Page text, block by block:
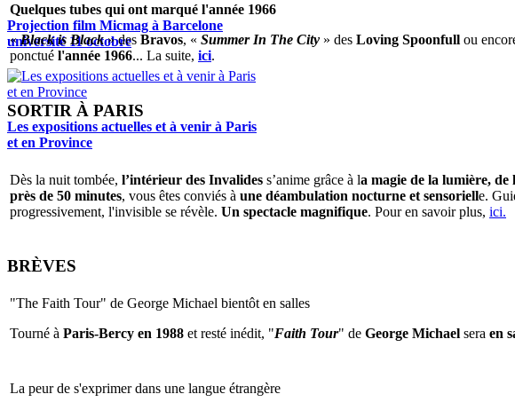
Projection film Micmag à Barcelone
université 11 octobre
Les expositions actuelles et à venir à Paris
et en Province
Quelques tubes qui ont marqué l'année 1966
«Black is Black» des Bravos, « Summer In The City » des Loving Spoonfull ou
ponctué l'année 1966... La suite, ici.
SORTIR À PARIS
Dès la nuit tombée, l’intérieur des Invalides s’anime grâce à la magie de la lumière,
près de 50 minutes, vous êtes conviés à une déambulation nocturne et sensorielle.
progressivement, l'invisible se révèle. Un spectacle magnifique. Pour en savoir plus, ici.
BRÈVES
"The Faith Tour" de George Michael bientôt en salles
Tourné à Paris-Bercy en 1988 et resté inédit, "Faith Tour" de George Michael sera en
La peur de s'exprimer dans une langue étrangère